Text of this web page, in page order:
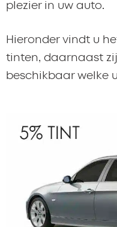
plezier in uw auto.
Hieronder vindt u
tinten, daarnaast
beschikbaar welke